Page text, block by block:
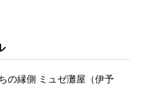
の縁側 ミュゼ灘屋（伊予